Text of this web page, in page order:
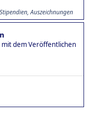
Auszeichnungen
dem Veröffentlichen